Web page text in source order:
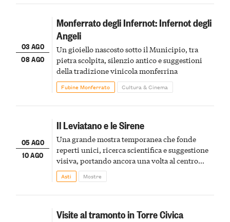
03 AGO
08 AGO
Monferrato degli Infernot: Infernot degli
Angeli
Un gioiello nascosto sotto il Municipio, tra
pietra scolpita, silenzio antico e suggestioni
della tradizione vinicola monferrina
Fubine Monferrato Cultura & Cinema
05 AGO
10 AGO
Il Leviatano e le Sirene
Una grande mostra temporanea che fonde
reperti unici, ricerca scientifica e suggestione
visiva, portando ancora una volta al centro
della scena le meraviglie del passato astigiano
Asti Mostre
Visite al tramonto in Torre Civica